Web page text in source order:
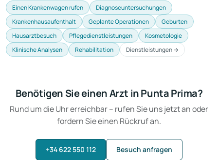
Einen Krankenwagen rufen
Diagnoseuntersuchungen
Krankenhausaufenthalt
Geplante Operationen
Geburten
Hausarztbesuch
Pflegedienstleistungen
Kosmetologie
Klinische Analysen
Rehabilitation Dienstleistungen →
Benötigen Sie einen Arzt in Punta Prima?
Rund um die Uhr erreichbar – rufen Sie uns jetzt an oder
fordern Sie einen Rückruf an.
+34 622 550 112 Besuch anfragen